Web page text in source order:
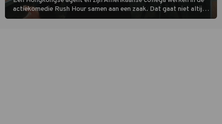
actiekomedie Rush Hour samen aan een zaak. Dat gaat niet altijd
van een leien dakje.